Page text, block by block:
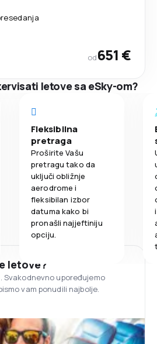
od651 €
letove sa eSky-om?
Fleksibilna
pretraga
Proširite Vašu
pretragu tako da
uključi obližnje
aerodrome i
fleksibilan izbor
datuma kako bi
pronašli najjeftiniju
opciju.
letove?
Svakodnevno upoređujemo
vam ponudili najbolje.